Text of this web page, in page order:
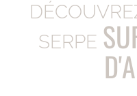
SERPE